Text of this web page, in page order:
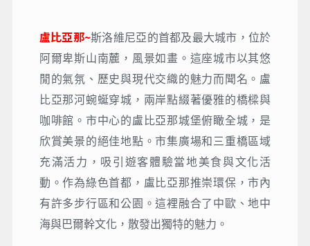
盧比亞那~斯洛維尼亞的首都及最大城市，位於
阿爾卑斯山南麓，風景如畫。這座城市以其悠
閒的氣氛、歷史與現代交織的魅力而聞名。盧
比亞那河蜿蜒穿城，兩岸點綴著優雅的橋樑與
咖啡館。市中心的盧比亞那城堡俯瞰全城，是
欣賞美景的絕佳地點。市集廣場和三重橋區域
充滿活力，吸引遊客體驗當地美食與文化活
動。作為綠色首都，盧比亞那推崇環保，市內
有許多步行區和公園。這裡融合了中歐、地中
海與巴爾幹文化，散發出獨特的魅力。